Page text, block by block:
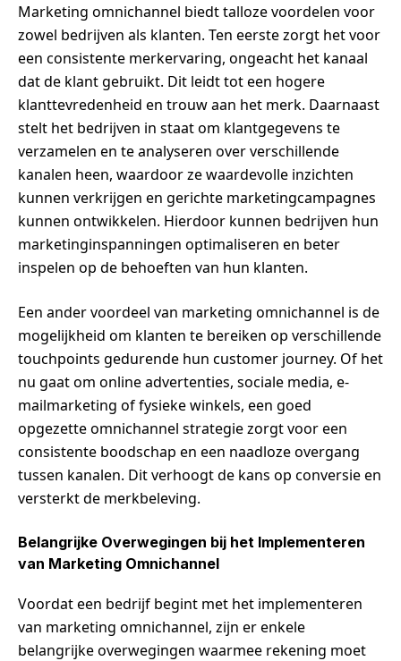
Marketing omnichannel biedt talloze voordelen voor
zowel bedrijven als klanten. Ten eerste zorgt het voor
een consistente merkervaring, ongeacht het kanaal
dat de klant gebruikt. Dit leidt tot een hogere
klanttevredenheid en trouw aan het merk. Daarnaast
stelt het bedrijven in staat om klantgegevens te
verzamelen en te analyseren over verschillende
kanalen heen, waardoor ze waardevolle inzichten
kunnen verkrijgen en gerichte marketingcampagnes
kunnen ontwikkelen. Hierdoor kunnen bedrijven hun
marketinginspanningen optimaliseren en beter
inspelen op de behoeften van hun klanten.
Een ander voordeel van marketing omnichannel is de
mogelijkheid om klanten te bereiken op verschillende
touchpoints gedurende hun customer journey. Of het
nu gaat om online advertenties, sociale media, e-
mailmarketing of fysieke winkels, een goed
opgezette omnichannel strategie zorgt voor een
consistente boodschap en een naadloze overgang
tussen kanalen. Dit verhoogt de kans op conversie en
versterkt de merkbeleving.
Belangrijke Overwegingen bij het Implementeren
van Marketing Omnichannel
Voordat een bedrijf begint met het implementeren
van marketing omnichannel, zijn er enkele
belangrijke overwegingen waarmee rekening moet